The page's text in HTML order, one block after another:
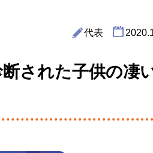
代表
された子供の凄